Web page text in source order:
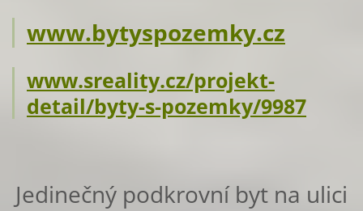
www.bytyspozemky.cz
www.sreality.cz/projekt-
detail/byty-s-pozemky/9987
Jedinečný podkrovní byt na ulici